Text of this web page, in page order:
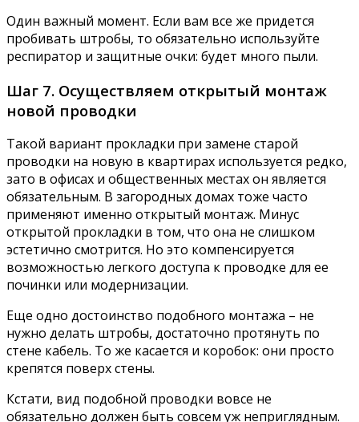
Один важный момент. Если вам все же придется
пробивать штробы, то обязательно используйте
респиратор и защитные очки: будет много пыли.
Шаг 7. Осуществляем открытый монтаж
новой проводки
Такой вариант прокладки при замене старой
проводки на новую в квартирах используется редко,
зато в офисах и общественных местах он является
обязательным. В загородных домах тоже часто
применяют именно открытый монтаж. Минус
открытой прокладки в том, что она не слишком
эстетично смотрится. Но это компенсируется
возможностью легкого доступа к проводке для ее
починки или модернизации.
Еще одно достоинство подобного монтажа – не
нужно делать штробы, достаточно протянуть по
стене кабель. То же касается и коробок: они просто
крепятся поверх стены.
Кстати, вид подобной проводки вовсе не
обязательно должен быть совсем уж неприглядным.